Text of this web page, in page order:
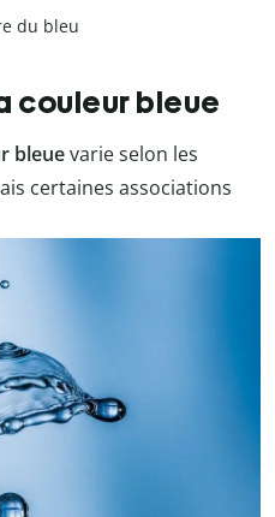
du bleu
couleur bleue
bleuevarie selon les
certaines associations